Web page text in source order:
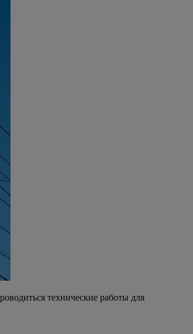
технические работы для